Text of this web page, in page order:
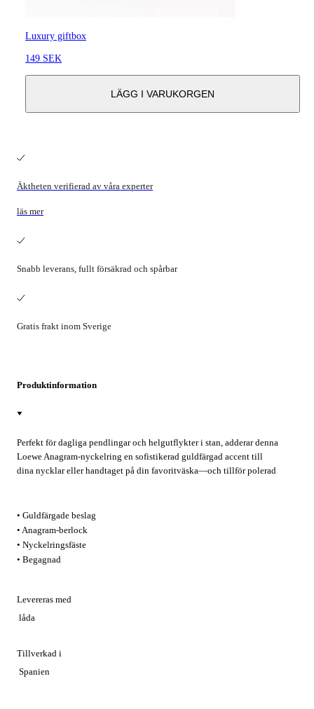
Luxury giftbox
149 SEK
LÄGG I VARUKORGEN
Äktheten verifierad av våra experter
läs mer
Snabb leverans, fullt försäkrad och spårbar
Gratis frakt inom Sverige
Produktinformation
Perfekt för dagliga pendlingar och helgutflykter i stan, adderar denna
Loewe Anagram-nyckelring en sofistikerad guldfärgad accent till
dina nycklar eller handtaget på din favoritväska—och tillför polerad
• Guldfärgade beslag
• Anagram-berlock
• Nyckelringsfäste
• Begagnad
Levereras med
låda
Tillverkad i
Spanien